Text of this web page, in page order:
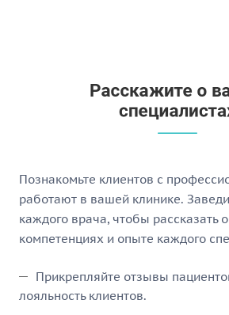
Познакомьте клиентов с
работают в вашей клинике.
каждого врача, чтобы рассказать
компетенциях и опыте каждого
Прикрепляйте отзывы
лояльность клиентов.